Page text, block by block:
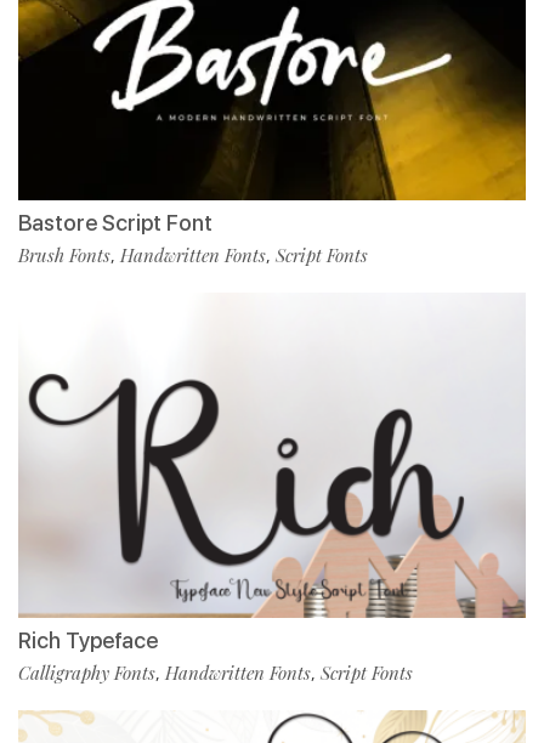
Bastore Script Font
Brush Fonts, Handwritten Fonts, Script Fonts
Rich Typeface
Calligraphy Fonts, Handwritten Fonts, Script Fonts